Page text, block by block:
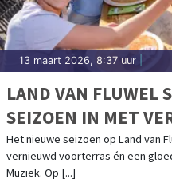
13 maart 2026, 8:37 uur
LAND VAN FLUWEL
SEIZOEN IN MET
VOORTERRAS EN
Het nieuwe seizoen op Land van
vernieuwd voorterras én een
Muziek. Op [...]